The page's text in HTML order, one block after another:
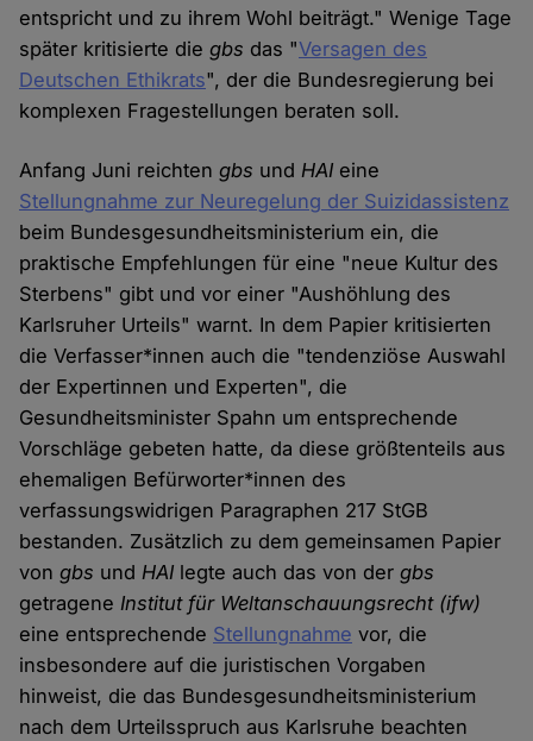
entspricht und zu ihrem Wohl beiträgt." Wenige Tage
später kritisierte diegbs das "Versagen des
Deutschen Ethikrats", der die Bundesregierung bei
komplexen Fragestellungen beraten soll.
Anfang Juni reichtengbs undHAI eine
Stellungnahme zur Neuregelung der Suizidassistenz
beim Bundesgesundheitsministerium ein, die
praktische Empfehlungen für eine "neue Kultur des
Sterbens" gibt und vor einer "Aushöhlung des
Karlsruher Urteils" warnt. In dem Papier kritisierten
die Verfasser*innen auch die "tendenziöse Auswahl
der Expertinnen und Experten", die
Gesundheitsminister Spahn um entsprechende
Vorschläge gebeten hatte, da diese größtenteils aus
ehemaligen Befürworter*innen des
verfassungswidrigen Paragraphen 217 StGB
bestanden. Zusätzlich zu dem gemeinsamen Papier
vongbs undHAI legte auch das von dergbs
getrageneInstitut für Weltanschauungsrecht (ifw)
eine entsprechende Stellungnahme vor, die
insbesondere auf die juristischen Vorgaben
hinweist, die das Bundesgesundheitsministerium
nach dem Urteilsspruch aus Karlsruhe beachten